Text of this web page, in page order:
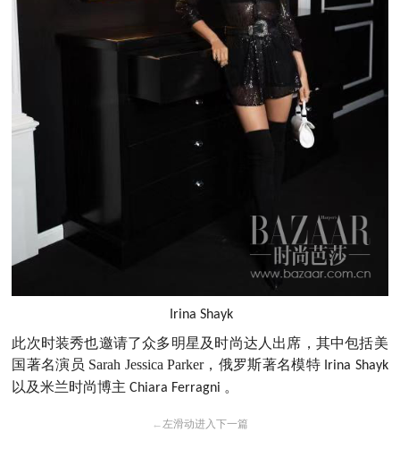
Irina Shayk
此次时装秀也邀请了众多明星及时尚达人出席，其中包括美
国著名演员 Sarah Jessica Parker，俄罗斯著名模特 Irina Shayk
以及米兰时尚博主Chiara Ferragni 。
← 左滑动进入下一篇